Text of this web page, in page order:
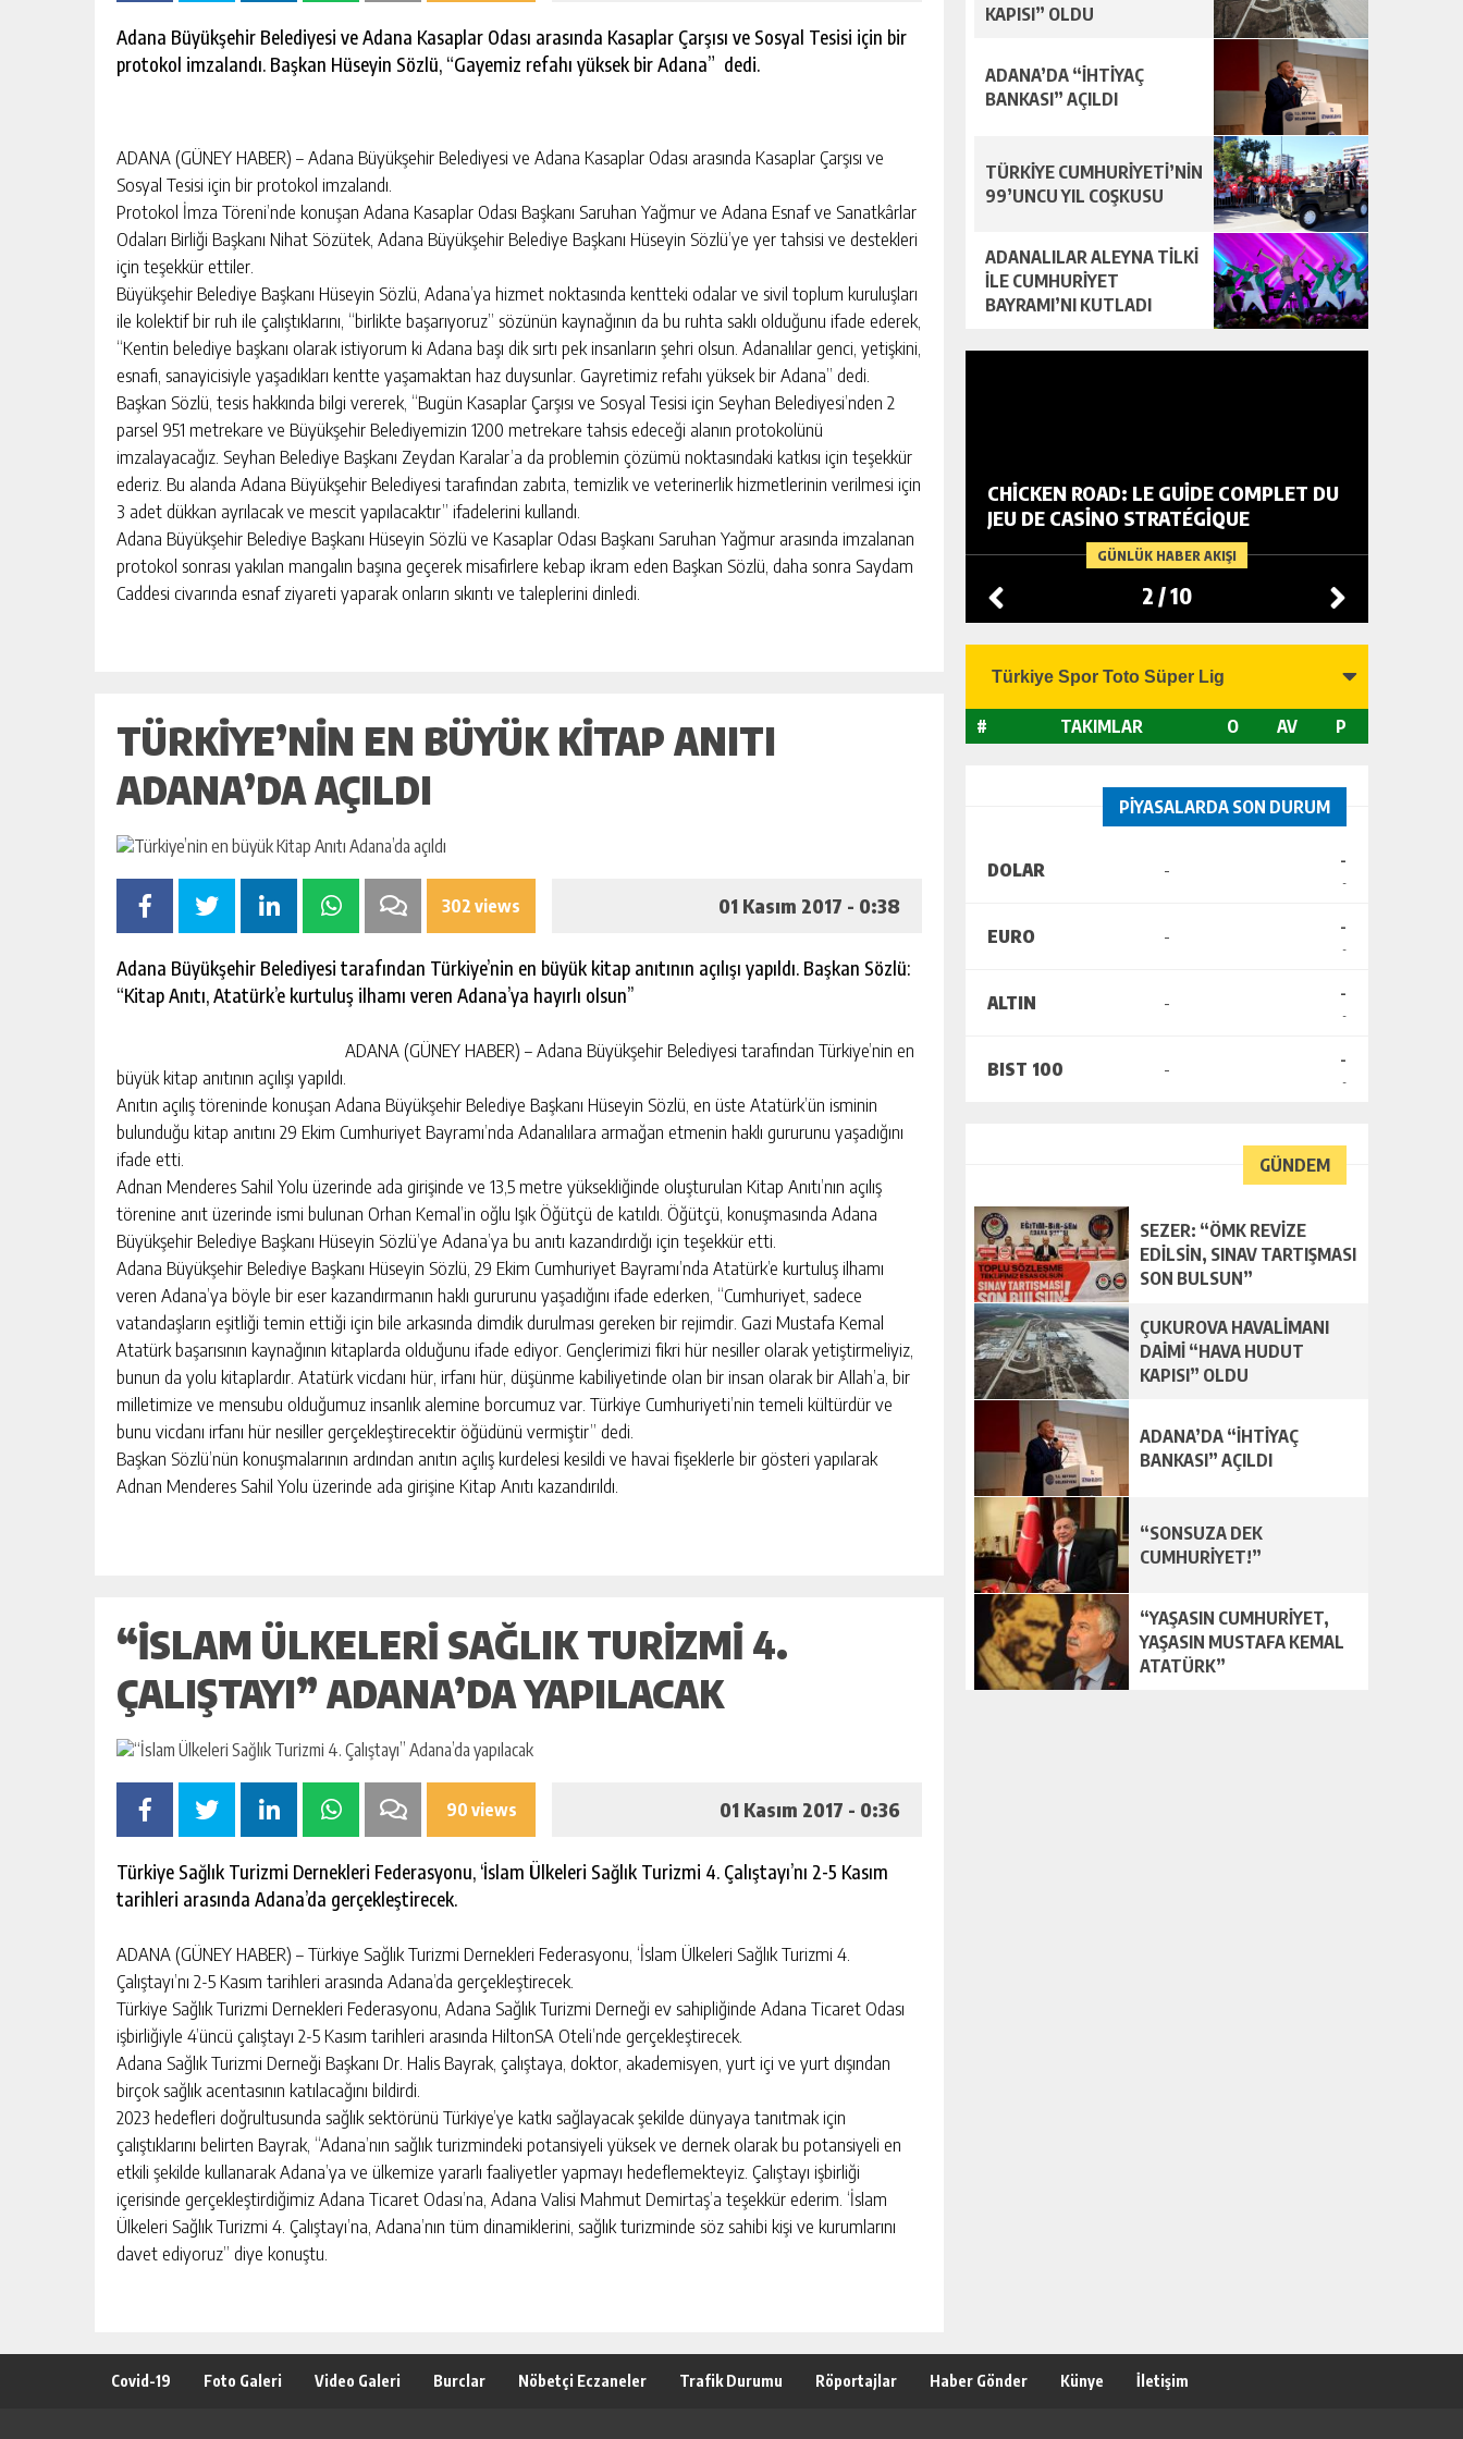
Adana Büyükşehir Belediyesi ve Adana Kasaplar Odası arasında Kasaplar Çarşısı ve Sosyal Tesisi için bir
protokol imzalandı. Başkan Hüseyin Sözlü, “Gayemiz refahı yüksek bir Adana” dedi.
ADANA (GÜNEY HABER) – Adana Büyükşehir Belediyesi ve Adana Kasaplar Odası arasında Kasaplar Çarşısı ve
Sosyal Tesisi için bir protokol imzalandı.
Protokol İmza Töreni’nde konuşan Adana Kasaplar Odası Başkanı Saruhan Yağmur ve Adana Esnaf ve Sanatkârlar
Odaları Birliği Başkanı Nihat Sözütek, Adana Büyükşehir Belediye Başkanı Hüseyin Sözlü’ye yer tahsisi ve destekleri
için teşekkür ettiler.
Büyükşehir Belediye Başkanı Hüseyin Sözlü, Adana’ya hizmet noktasında kentteki odalar ve sivil toplum kuruluşları
ile kolektif bir ruh ile çalıştıklarını, “birlikte başarıyoruz” sözünün kaynağının da bu ruhta saklı olduğunu ifade ederek,
“Kentin belediye başkanı olarak istiyorum ki Adana başı dik sırtı pek insanların şehri olsun. Adanalılar genci, yetişkini,
esnafı, sanayicisiyle yaşadıkları kentte yaşamaktan haz duysunlar. Gayretimiz refahı yüksek bir Adana” dedi.
Başkan Sözlü, tesis hakkında bilgi vererek, “Bugün Kasaplar Çarşısı ve Sosyal Tesisi için Seyhan Belediyesi’nden 2
parsel 951 metrekare ve Büyükşehir Belediyemizin 1200 metrekare tahsis edeceği alanın protokolünü
imzalayacağız. Seyhan Belediye Başkanı Zeydan Karalar’a da problemin çözümü noktasındaki katkısı için teşekkür
ederiz. Bu alanda Adana Büyükşehir Belediyesi tarafından zabıta, temizlik ve veterinerlik hizmetlerinin verilmesi için
3 adet dükkan ayrılacak ve mescit yapılacaktır” ifadelerini kullandı.
Adana Büyükşehir Belediye Başkanı Hüseyin Sözlü ve Kasaplar Odası Başkanı Saruhan Yağmur arasında imzalanan
protokol sonrası yakılan mangalın başına geçerek misafirlere kebap ikram eden Başkan Sözlü, daha sonra Saydam
Caddesi civarında esnaf ziyareti yaparak onların sıkıntı ve taleplerini dinledi.
TÜRKIYE’NIN EN BÜYÜK KITAP ANITI
ADANA’DA AÇILDI
302 views 01 Kasım 2017 - 0:38
Adana Büyükşehir Belediyesi tarafından Türkiye’nin en büyük kitap anıtının açılışı yapıldı. Başkan Sözlü:
“Kitap Anıtı, Atatürk’e kurtuluş ilhamı veren Adana’ya hayırlı olsun’’
ADANA (GÜNEY HABER) – Adana Büyükşehir Belediyesi tarafından Türkiye’nin en
büyük kitap anıtının açılışı yapıldı.
Anıtın açılış töreninde konuşan Adana Büyükşehir Belediye Başkanı Hüseyin Sözlü, en üste Atatürk’ün isminin
bulunduğu kitap anıtını 29 Ekim Cumhuriyet Bayramı’nda Adanalılara armağan etmenin haklı gururunu yaşadığını
ifade etti.
Adnan Menderes Sahil Yolu üzerinde ada girişinde ve 13,5 metre yüksekliğinde oluşturulan Kitap Anıtı’nın açılış
törenine anıt üzerinde ismi bulunan Orhan Kemal’in oğlu Işık Öğütçü de katıldı. Öğütçü, konuşmasında Adana
Büyükşehir Belediye Başkanı Hüseyin Sözlü’ye Adana’ya bu anıtı kazandırdığı için teşekkür etti.
Adana Büyükşehir Belediye Başkanı Hüseyin Sözlü, 29 Ekim Cumhuriyet Bayramı’nda Atatürk’e kurtuluş ilhamı
veren Adana’ya böyle bir eser kazandırmanın haklı gururunu yaşadığını ifade ederken, “Cumhuriyet, sadece
vatandaşların eşitliği temin ettiği için bile arkasında dimdik durulması gereken bir rejimdir. Gazi Mustafa Kemal
Atatürk başarısının kaynağının kitaplarda olduğunu ifade ediyor. Gençlerimizi fikri hür nesiller olarak yetiştirmeliyiz,
bunun da yolu kitaplardır. Atatürk vicdanı hür, irfanı hür, düşünme kabiliyetinde olan bir insan olarak bir Allah’a, bir
milletimize ve mensubu olduğumuz insanlık alemine borcumuz var. Türkiye Cumhuriyeti’nin temeli kültürdür ve
bunu vicdanı irfanı hür nesiller gerçekleştirecektir öğüdünü vermiştir’’ dedi.
Başkan Sözlü’nün konuşmalarının ardından anıtın açılış kurdelesi kesildi ve havai fişeklerle bir gösteri yapılarak
Adnan Menderes Sahil Yolu üzerinde ada girişine Kitap Anıtı kazandırıldı.
“İSLAM ÜLKELERI SAĞLIK TURIZMI 4.
ÇALIŞTAYI” ADANA’DA YAPILACAK
90 views 01 Kasım 2017 - 0:36
Türkiye Sağlık Turizmi Dernekleri Federasyonu, ‘İslam Ülkeleri Sağlık Turizmi 4. Çalıştayı’nı 2-5 Kasım
tarihleri arasında Adana’da gerçekleştirecek.
ADANA (GÜNEY HABER) – Türkiye Sağlık Turizmi Dernekleri Federasyonu, ‘İslam Ülkeleri Sağlık Turizmi 4.
Çalıştayı’nı 2-5 Kasım tarihleri arasında Adana’da gerçekleştirecek.
Türkiye Sağlık Turizmi Dernekleri Federasyonu, Adana Sağlık Turizmi Derneği ev sahipliğinde Adana Ticaret Odası
işbirliğiyle 4’üncü çalıştayı 2-5 Kasım tarihleri arasında HiltonSA Oteli’nde gerçekleştirecek.
Adana Sağlık Turizmi Derneği Başkanı Dr. Halis Bayrak, çalıştaya, doktor, akademisyen, yurt içi ve yurt dışından
birçok sağlık acentasının katılacağını bildirdi.
2023 hedefleri doğrultusunda sağlık sektörünü Türkiye’ye katkı sağlayacak şekilde dünyaya tanıtmak için
çalıştıklarını belirten Bayrak, “Adana’nın sağlık turizmindeki potansiyeli yüksek ve dernek olarak bu potansiyeli en
etkili şekilde kullanarak Adana’ya ve ülkemize yararlı faaliyetler yapmayı hedeflemekteyiz. Çalıştayı işbirliği
içerisinde gerçekleştirdiğimiz Adana Ticaret Odası’na, Adana Valisi Mahmut Demirtaş’a teşekkür ederim. ‘İslam
Ülkeleri Sağlık Turizmi 4. Çalıştayı’na, Adana’nın tüm dinamiklerini, sağlık turizminde söz sahibi kişi ve kurumlarını
davet ediyoruz” diye konuştu.
KAPISI” OLDU
ADANA’DA “İHTİYAÇ
BANKASI” AÇILDI
TÜRKİYE CUMHURİYETİ’NİN
99’UNCU YIL COŞKUSU
ADANALILAR ALEYNA TİLKİ
İLE CUMHURİYET
BAYRAMI’NI KUTLADI
GÜNLÜK HABER AKIŞI
BAHÇE’DE 2 KATLI BİNA MAHKEMEDEN
SATILIK
GÜNLÜK HABER AKIŞI
CHICKEN ROAD: LE MANUEL COMPLET
GÜNLÜK HABER AKIŞI
CHICKEN ROAD: LE GUIDE COMPLET DU
JEU DE CASINO STRATÉGIQUE
2 /10
# TAKIMLAR O AV P
PİYASALARDA SON DURUM
DOLAR - -
-
EURO - -
-
ALTIN - -
-
BIST 100 - -
-
GÜNDEM
SEZER: “ÖMK REVİZE
EDİLSİN, SINAV TARTIŞMASI
SON BULSUN”
ÇUKUROVA HAVALİMANI
DAİMİ “HAVA HUDUT
KAPISI” OLDU
ADANA’DA “İHTİYAÇ
BANKASI” AÇILDI
“SONSUZA DEK
CUMHURİYET!”
“YAŞASIN CUMHURİYET,
YAŞASIN MUSTAFA KEMAL
ATATÜRK”
Covid-19 Foto Galeri Video Galeri Burclar Nöbetçi Eczaneler Trafik Durumu Röportajlar Haber Gönder Künye İletişim